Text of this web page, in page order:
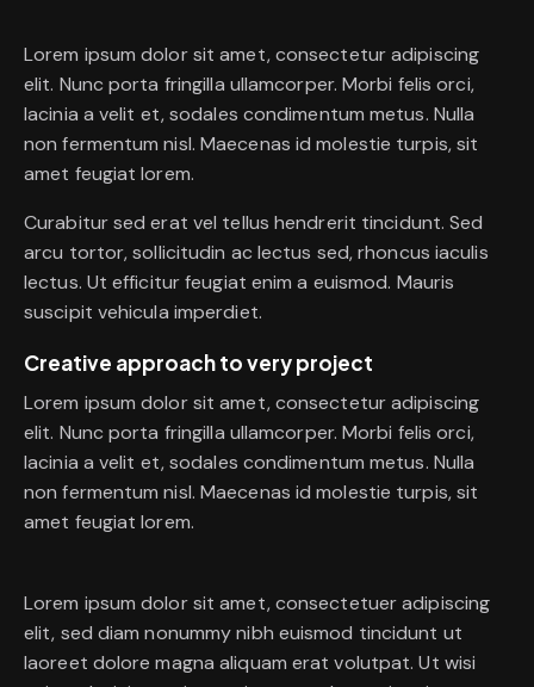
Lorem ipsum dolor sit amet, consectetur adipiscing
elit. Nunc porta fringilla ullamcorper. Morbi felis orci,
lacinia a velit et, sodales condimentum metus. Nulla
non fermentum nisl. Maecenas id molestie turpis, sit
amet feugiat lorem.
Curabitur sed erat vel tellus hendrerit tincidunt. Sed
arcu tortor, sollicitudin ac lectus sed, rhoncus iaculis
lectus. Ut efficitur feugiat enim a euismod. Mauris
suscipit vehicula imperdiet.
Creative approach to very project
Lorem ipsum dolor sit amet, consectetur adipiscing
elit. Nunc porta fringilla ullamcorper. Morbi felis orci,
lacinia a velit et, sodales condimentum metus. Nulla
non fermentum nisl. Maecenas id molestie turpis, sit
amet feugiat lorem.
Lorem ipsum dolor sit amet, consectetuer adipiscing
elit, sed diam nonummy nibh euismod tincidunt ut
laoreet dolore magna aliquam erat volutpat. Ut wisi